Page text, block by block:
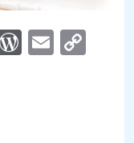
PinterestEmail